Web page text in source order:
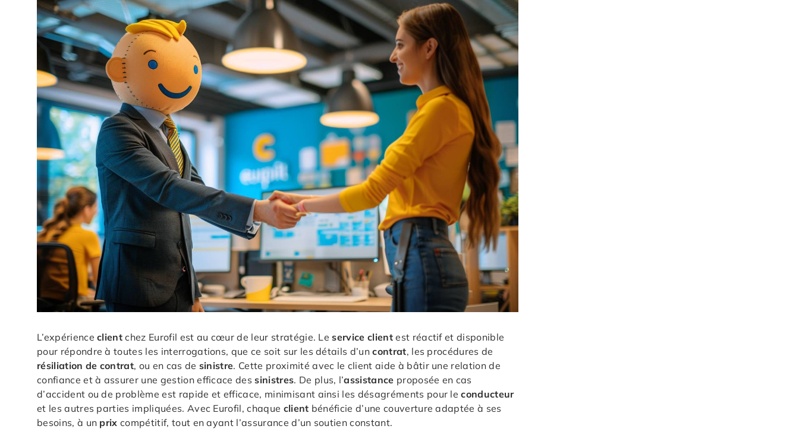
L’expérienceclient chez Eurofil est au cœur de leur stratégie. Leservice clientest réactif et disponible
pour répondre à toutes les interrogations, que ce soit sur les détails d’uncontrat, les procédures de
résiliation de contrat, ou en cas de sinistre. Cette proximité avec le client aide à bâtir une relation de
confiance et à assurer une gestion efficace dessinistres. De plus, l’assistance proposée en cas
d’accident ou de problème est rapide et efficace, minimisant ainsi les désagréments pour leconducteur
et les autres parties impliquées. Avec Eurofil, chaque client bénéficie d’une couverture adaptée à ses
besoins, à un prix compétitif, tout en ayant l’assurance d’un soutien constant.